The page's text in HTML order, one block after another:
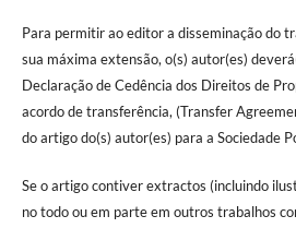
Para permitir ao editor a disseminação do
sua máxima extensão, o(s) autor(es)
Declaração de Cedência dos Direitos de
acordo de transferência, (Transfer
do artigo do(s) autor(es) para a Sociedade
Se o artigo contiver extractos (incluindo
no todo ou em parte em outros trabalhos